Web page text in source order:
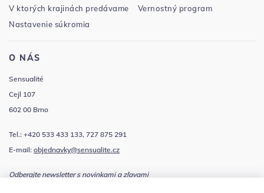
V ktorých krajinách predávame
Vernostný program
Nastavenie súkromia
O NÁS
Sensualité
Cejl 107
602 00 Brno
Tel.: +420 533 433 133, 727 875 291
E-mail: objednavky@sensualite.cz
Odberajte newsletter s novinkami a zľavami